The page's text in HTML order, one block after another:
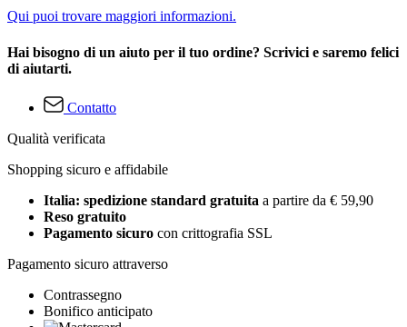
Qui puoi trovare maggiori informazioni.
Hai bisogno di un aiuto per il tuo ordine? Scrivici e saremo felici
di aiutarti.
Contatto
Qualità verificata
Shopping sicuro e affidabile
Italia: spedizione standard gratuita a partire da € 59,90
Reso gratuito
Pagamento sicuro con crittografia SSL
Pagamento sicuro attraverso
Contrassegno
Bonifico anticipato